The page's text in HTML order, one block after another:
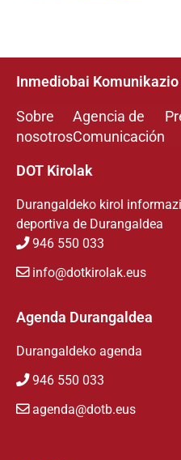
Inmediobai
Sobre
nosotros
Agencia de
Comunicación
DOT Kirolak
Durangaldeko kirol
deportiva de Durangaldea
946 550 033
info@dotkirolak.eus
Agenda Durangaldea
Durangaldeko agenda
946 550 033
agenda@dotb.eus